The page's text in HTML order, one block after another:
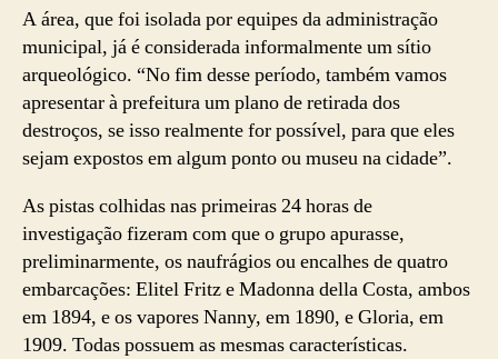
A área, que foi isolada por equipes da administração
municipal, já é considerada informalmente um sítio
arqueológico. “No fim desse período, também vamos
apresentar à prefeitura um plano de retirada dos
destroços, se isso realmente for possível, para que eles
sejam expostos em algum ponto ou museu na cidade”.
As pistas colhidas nas primeiras 24 horas de
investigação fizeram com que o grupo apurasse,
preliminarmente, os naufrágios ou encalhes de quatro
embarcações: Elitel Fritz e Madonna della Costa, ambos
em 1894, e os vapores Nanny, em 1890, e Gloria, em
1909. Todas possuem as mesmas características.